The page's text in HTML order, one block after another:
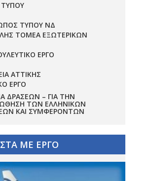
ΤΥΠΟΥ
ΤΥΠΟΥ ΝΔ
ΤΟΜΕΑ ΕΞΩΤΕΡΙΚΩΝ
ΕΡΓΟ
ΑΤΤΙΚΗΣ
ΕΡΓΟ
ΔΡΆΣΕΩΝ – ΓΙΑ ΤΗΝ
ΤΩΝ ΕΛΛΗΝΙΚΏΝ
ΚΑΙ ΣΥΜΦΕΡΌΝΤΩΝ
ΜΕ ΕΡΓΟ